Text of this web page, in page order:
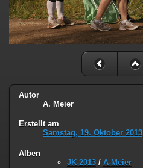
Autor
A. Meier
Erstellt am
Samstag, 19. Oktober 2013
Alben
JK-2013 / A-Meier